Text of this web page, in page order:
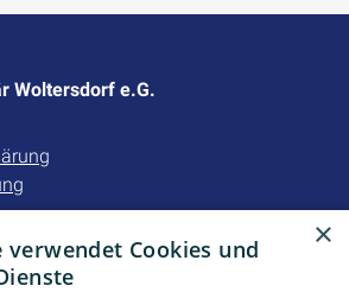
Woltersdorf e.G.
×
verwendet Cookies und